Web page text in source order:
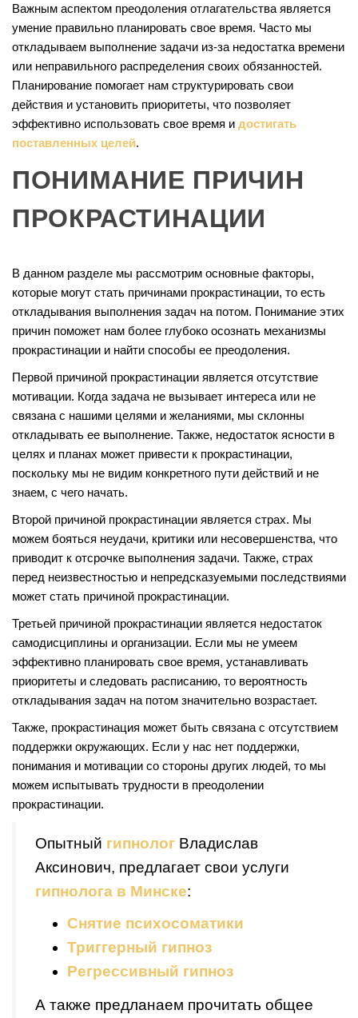
Важным аспектом преодоления отлагательства является
умение правильно планировать свое время. Часто мы
откладываем выполнение задачи из-за недостатка времени
или неправильного распределения своих обязанностей.
Планирование помогает нам структурировать свои
действия и установить приоритеты, что позволяет
эффективно использовать свое время и достигать
поставленных целей.
ПОНИМАНИЕ ПРИЧИН
ПРОКРАСТИНАЦИИ
В данном разделе мы рассмотрим основные факторы,
которые могут стать причинами прокрастинации, то есть
откладывания выполнения задач на потом. Понимание этих
причин поможет нам более глубоко осознать механизмы
прокрастинации и найти способы ее преодоления.
Первой причиной прокрастинации является отсутствие
мотивации. Когда задача не вызывает интереса или не
связана с нашими целями и желаниями, мы склонны
откладывать ее выполнение. Также, недостаток ясности в
целях и планах может привести к прокрастинации,
поскольку мы не видим конкретного пути действий и не
знаем, с чего начать.
Второй причиной прокрастинации является страх. Мы
можем бояться неудачи, критики или несовершенства, что
приводит к отсрочке выполнения задачи. Также, страх
перед неизвестностью и непредсказуемыми последствиями
может стать причиной прокрастинации.
Третьей причиной прокрастинации является недостаток
самодисциплины и организации. Если мы не умеем
эффективно планировать свое время, устанавливать
приоритеты и следовать расписанию, то вероятность
откладывания задач на потом значительно возрастает.
Также, прокрастинация может быть связана с отсутствием
поддержки окружающих. Если у нас нет поддержки,
понимания и мотивации со стороны других людей, то мы
можем испытывать трудности в преодолении
прокрастинации.
Опытный гипнолог Владислав
Аксинович, предлагает свои услуги
гипнолога в Минске:
Снятие психосоматики
Триггерный гипноз
Регрессивный гипноз
А также предланаем прочитать общее